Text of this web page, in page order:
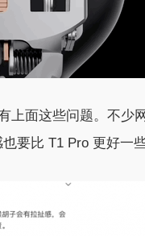
上面这些问题。不少
要比 T1 Pro 更好一